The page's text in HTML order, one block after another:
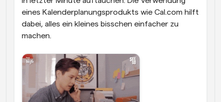
eines Kalenderplanungsprodukts wie Cal.com hilft
dabei, alles ein kleines bisschen einfacher zu
machen.